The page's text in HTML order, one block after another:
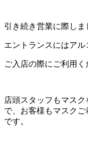
引き続き営業に際しま
エントランスにはアル
ご入店の際にご利用く
店頭スタッフもマス
で、お客様もマスク
です。